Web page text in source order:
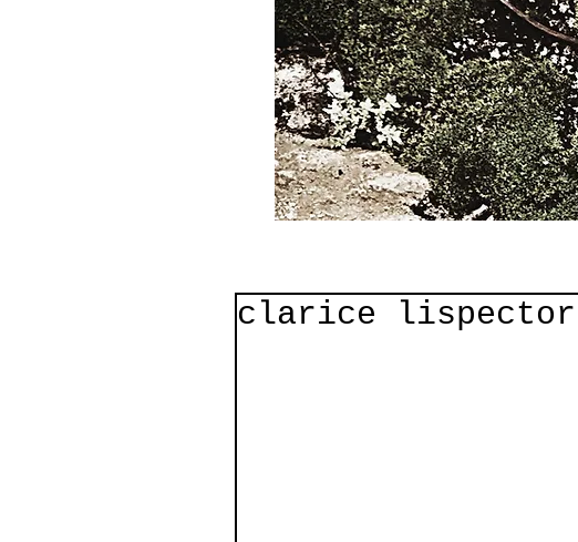
clarice